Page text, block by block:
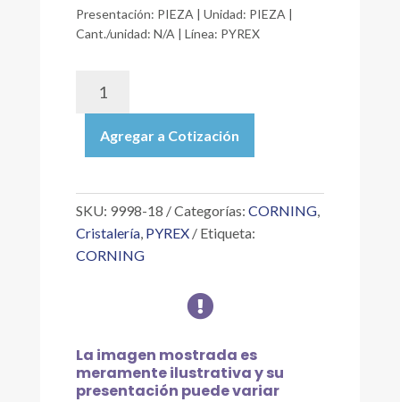
Presentación: PIEZA | Unidad: PIEZA |
Cant./unidad: N/A | Línea: PYREX
TAPÓN
ROSCADO
CON
DE
PTFE,
cantidad
Agregar a Cotización
SKU: 9998-18 Categorías: CORNING,
Cristalería, PYREX
Etiqueta:
CORNING

La imagen mostrada es
meramente ilustrativa y su
presentación puede variar